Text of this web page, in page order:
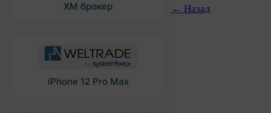
XM брокер
iPhone 12 Pro Max
← Назад